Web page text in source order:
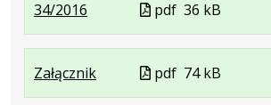
34/2016
Plik
w
formacie:
pdf
Rozmiar
pliku:
36
kB
Otwiera
się
w
nowej
Plik
w
formacie
pdf 36 kB
Załącznik.
Plik
.
Rozmiar
.
Otwiera
Plik
w
pdf 74 kB